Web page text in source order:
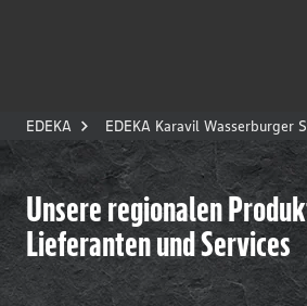
EDEKA EDEKA Karavil Wasserburger
Unsere regionalen
Lieferanten und Services